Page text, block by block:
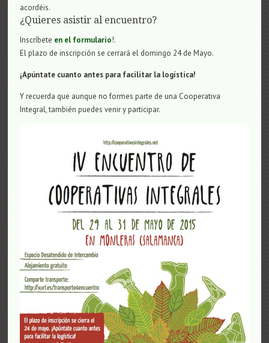
acordéis.
¿Quieres asistir al encuentro?
Inscríbete en el formulario!.
El plazo de inscripción se cerrará el domingo 24deMayo.
¡Apúntate cuanto antes para facilitar la logística!
Y recuerda que aunque no formes parte de una Cooperativa
Integral, también puedes venir y participar.